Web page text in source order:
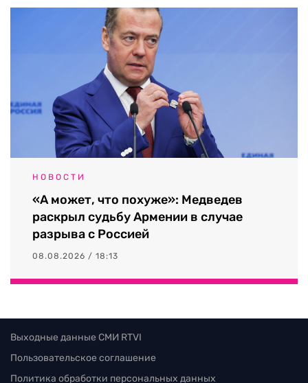
НОВОСТИ
«А может, что похуже»: Медведев
раскрыл судьбу Армении в случае
разрыва с Россией
08.08.2026 / 18:13
Выходные данные СМИ RTVI
Пользовательское соглашение
Политика обработки персональных данных